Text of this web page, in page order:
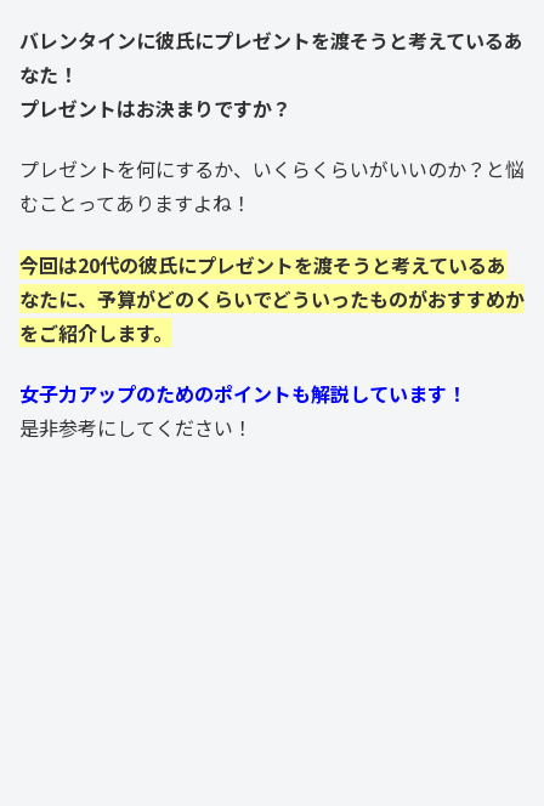
バレンタインに彼氏にプレゼントを渡そうと考えているあ
なた！
プレゼントはお決まりですか？
プレゼントを何にするか、いくらくらいがいいのか？と悩
むことってありますよね！
今回は20代の彼氏にプレゼントを渡そうと考えているあ
なたに、予算がどのくらいでどういったものがおすすめか
をご紹介します。
女子力アップのためのポイントも解説しています！
是非参考にしてください！